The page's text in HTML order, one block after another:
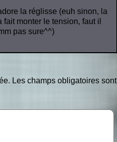
la réglisse (euh sinon, la
monter le tension, faut il
pas sure^^)
Les champs obligatoires sont